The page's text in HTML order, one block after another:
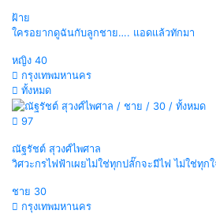
ฝ้าย
ใครอยากดูฉันกับลูกชาย…. แอดแล้วทักมา
หญิง 40
กรุงเทพมหานคร
ทั้งหมด
97
ณัฐรัชต์ สุวงศ์ไพศาล
วิศวะกรไฟฟ้าเผยไม่ใช่ทุกปลั๊กจะมีไฟ ไม่ใช่ทุก
ชาย 30
กรุงเทพมหานคร